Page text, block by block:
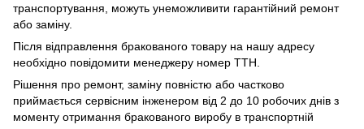
транспортування, можуть унеможливити гарантійний ремонт
або заміну.
Після відправлення бракованого товару на нашу адресу
необхідно повідомити менеджеру номер ТТН.
Рішення про ремонт, заміну повністю або частково
приймається сервісним інженером від 2 до 10 робочих днів з
моменту отримання бракованого виробу в транспортній